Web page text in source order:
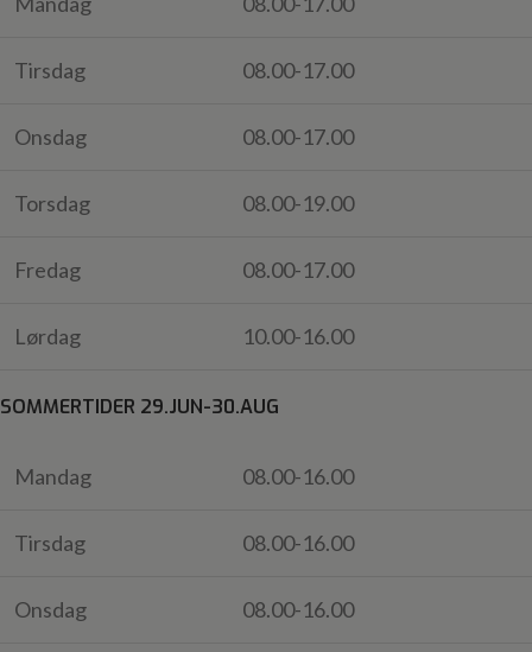
Tirsdag 08.00-17.00
Onsdag 08.00-17.00
Torsdag 08.00-19.00
Fredag 08.00-17.00
Lørdag 10.00-16.00
SOMMERTIDER 29.JUN-30.AUG
Mandag 08.00-16.00
Tirsdag 08.00-16.00
Onsdag 08.00-16.00